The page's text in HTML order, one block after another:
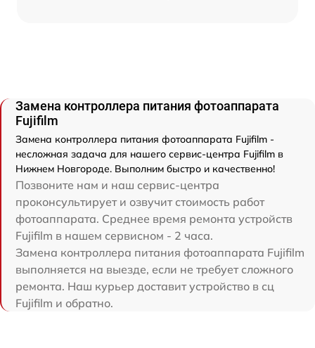
Замена контроллера питания фотоаппарата
Fujifilm
Замена контроллера питания фотоаппарата Fujifilm -
несложная задача для нашего сервис-центра Fujifilm в
Нижнем Новгороде. Выполним быстро и качественно!
Позвоните нам и наш сервис-центра
проконсультирует и озвучит стоимость работ
фотоаппарата. Среднее время ремонта устройств
Fujifilm в нашем сервисном - 2 часа.
Замена контроллера питания фотоаппарата Fujifilm
выполняется на выезде, если не требует сложного
ремонта. Наш курьер доставит устройство в сц
Fujifilm и обратно.